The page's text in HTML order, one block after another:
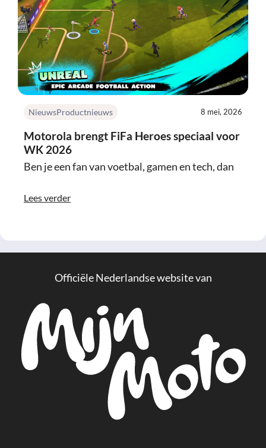
NieuwsProductnieuws 8 mei, 2026
Motorola brengt FiFa Heroes speciaal voor
WK 2026
Ben je een fan van voetbal, gamen en tech, dan
Lees verder
Officiële Nederlandse website van